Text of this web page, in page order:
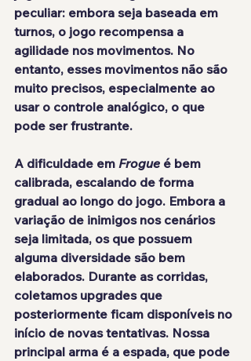
peculiar: embora seja baseada em
turnos, o jogo recompensa a
agilidade nos movimentos. No
entanto, esses movimentos não são
muito precisos, especialmente ao
usar o controle analógico, o que
pode ser frustrante.
A dificuldade em Frogue é bem
calibrada, escalando de forma
gradual ao longo do jogo. Embora a
variação de inimigos nos cenários
seja limitada, os que possuem
alguma diversidade são bem
elaborados. Durante as corridas,
coletamos upgrades que
posteriormente ficam disponíveis no
início de novas tentativas. Nossa
principal arma é a espada, que pode